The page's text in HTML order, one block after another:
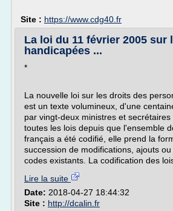
Site : https://www.cdg40.fr
La loi du 11 février 2005 sur
handicapées ...
*
La nouvelle loi sur les droits des
est un texte volumineux, d'une
par vingt-deux ministres et
toutes les lois depuis que l'ensemble
français a été codifié, elle prend la
succession de modifications, ajouts
codes existants. La codification des
Lire la suite
Date: 2018-04-27 18:44:32
Site : http://dcalin.fr